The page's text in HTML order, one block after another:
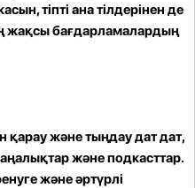
тіпті ана тілдерінен де
жақсы бағдарламалардың
қарау және тыңдау дат дат,
және подкасттар.
және әртүрлі